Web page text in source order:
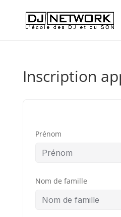
Inscription
Prénom
Nom de famille